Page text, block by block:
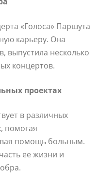
«Голоса» Паршута
карьеру. Она
выпустила несколько
концертов.
проектах
в различных
помогая
помощь больным.
ее жизни и